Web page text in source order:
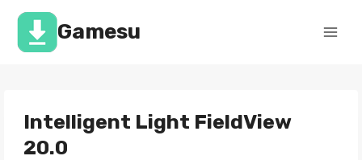
Перейти
содержимомуGamesu
Intelligent Light FieldView
20.0